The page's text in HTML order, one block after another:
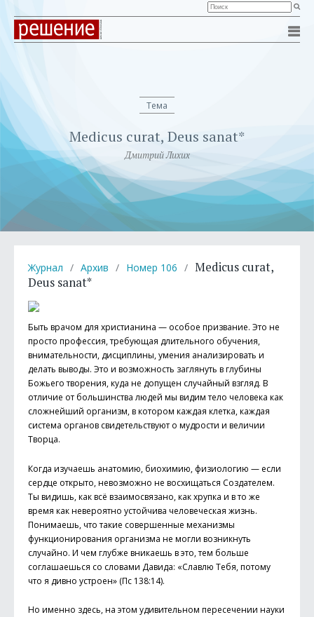
Тема
Medicus curat, Deus sanat*
Дмитрий Лихих
Журнал / Архив / Номер 106 / Medicus curat,
Deus sanat*
Быть врачом для христианина — особое призвание. Это не
просто профессия, требующая длительного обучения,
внимательности, дисциплины, умения анализировать и
делать выводы. Это и возможность заглянуть в глубины
Божьего творения, куда не допущен случайный взгляд. В
отличие от большинства людей мы видим тело человека как
сложнейший организм, в котором каждая клетка, каждая
система органов свидетельствуют о мудрости и величии
Творца.
Когда изучаешь анатомию, биохимию, физиологию — если
сердце открыто, невозможно не восхищаться Создателем.
Ты видишь, как всё взаимосвязано, как хрупка и в то же
время как невероятно устойчива человеческая жизнь.
Понимаешь, что такие совершенные механизмы
функционирования организма не могли возникнуть
случайно. И чем глубже вникаешь в это, тем больше
соглашаешься со словами Давида: «Славлю Тебя, потому
что я дивно устроен» (Пс 138:14).
Но именно здесь, на этом удивительном пересечении науки